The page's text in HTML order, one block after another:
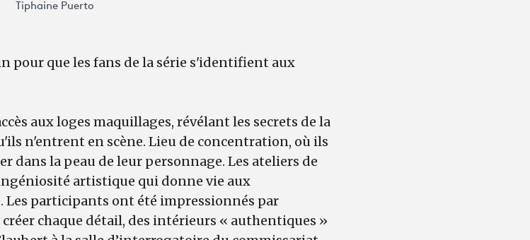
Tiphaine Puerto
pour que les fans de la série s'identifient aux
aux loges maquillages, révélant les secrets de la
n'entrent en scène. Lieu de concentration, où ils
dans la peau de leur personnage. Les ateliers de
artistique qui donne vie aux
Les participants ont été impressionnés par
chaque détail, des intérieurs « authentiques »